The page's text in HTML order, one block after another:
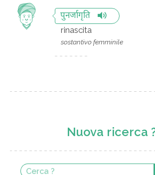
पुनर्जागृति
rinascita
sostantivo femminile
Nuova ricerca